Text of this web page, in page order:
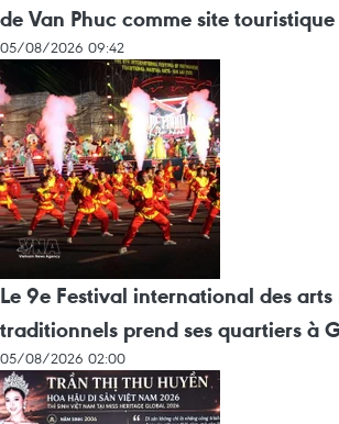
de Van Phuc comme site touristique
05/08/2026 09:42
Le 9e Festival international des
traditionnels prend ses quartiers à
05/08/2026 02:00